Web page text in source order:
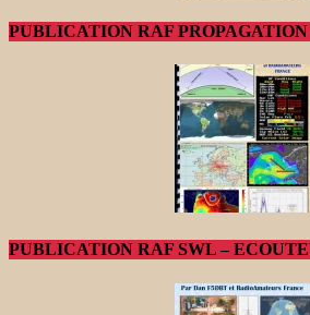
PUBLICATION RAF PROPAGATION
PUBLICATION RAF SWL –